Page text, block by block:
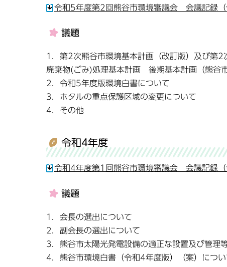
令和5年度第2回熊谷市環境審議会 会議記録
議題
1．第2次熊谷市環境基本計画（改訂版）及び第
廃棄物(ごみ)処理基本計画 後期基本計画（熊谷
2．令和5年度版環境白書について
3．ホタルの重点保護区域の変更について
4．その他
令和4年度
令和4年度第1回熊谷市環境審議会 会議記録
議題
1．会長の選出について
2．副会長の選出について
3．熊谷市太陽光発電設備の適正な設置及び管理
4．熊谷市環境白書（令和4年度版）（案）につい